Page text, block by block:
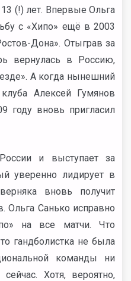
(!) лет. Впервые Ольга
с «Хипо» ещё в 2003
Дона». Отыграв за
вернулась в Россию,
А когда нынешний
Алексей Гумянов
году вновь пригласил
и выступает за
уверенно лидирует в
вновь получит
Ольга Санько исправно
на все матчи. Что
гандболистка не была
команды ни
Хотя, вероятно,